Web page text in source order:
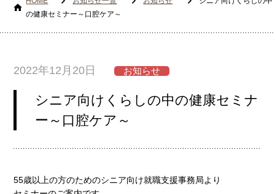
の健康セミナー～口腔ケア～
2022年12月20日 お知らせ
シニア向けくらしの中の健康セミナ
ー～口腔ケア～
55歳以上の方のためのシニア向け就職支援事務局より